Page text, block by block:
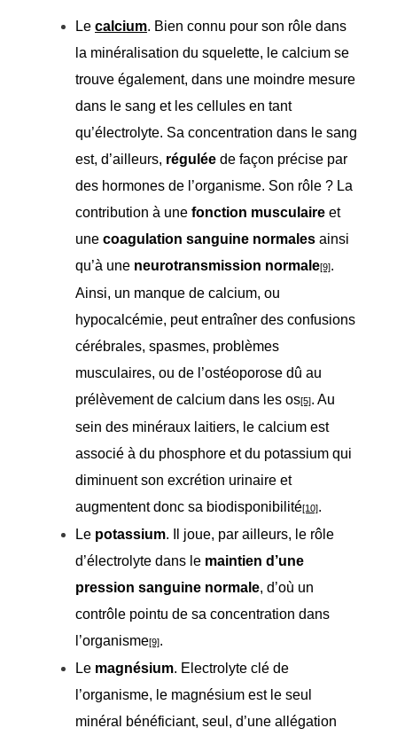
Le calcium. Bien connu pour son rôle dans
la minéralisation du squelette, le calcium se
trouve également, dans une moindre mesure
dans le sang et les cellules en tant
qu’électrolyte. Sa concentration dans le sang
est, d’ailleurs, régulée de façon précise par
des hormones de l’organisme. Son rôle ? La
contribution à une fonction musculaire et
une coagulation sanguine normales ainsi
qu’à une neurotransmission normale[9].
Ainsi, un manque de calcium, ou
hypocalcémie, peut entraîner des confusions
cérébrales, spasmes, problèmes
musculaires, ou de l’ostéoporose dû au
prélèvement de calcium dans les os[5]. Au
sein des minéraux laitiers, le calcium est
associé à du phosphore et du potassium qui
diminuent son excrétion urinaire et
augmentent donc sa biodisponibilité[10].
Le potassium. Il joue, par ailleurs, le rôle
d’électrolyte dans le maintien d’une
pression sanguine normale, d’où un
contrôle pointu de sa concentration dans
l’organisme[9].
Le magnésium. Electrolyte clé de
l’organisme, le magnésium est le seul
minéral bénéficiant, seul, d’une allégation